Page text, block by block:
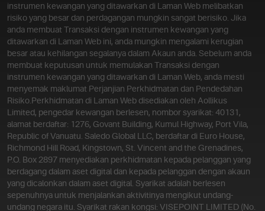
instrumen kewangan yang ditawarkan di Laman Web melibatkan
risiko yang besar dan perdagangan mungkin sangat berisiko. Jika
anda membuat Transaksi dengan instrumen kewangan yang
ditawarkan di Laman Web ini, anda mungkin mengalami kerugian
besar atau kehilangan segalanya dalam Akaun anda. Sebelum anda
membuat keputusan untuk memulakan Transaksi dengan
instrumen kewangan yang ditawarkan di Laman Web, anda mesti
menyemak maklumat Perjanjian Perkhidmatan dan Pendedahan
Risiko. Perkhidmatan di Laman Web disediakan oleh Aollikus
Limited, pengedar kewangan berlesen, nombor syarikat: 40131,
alamat berdaftar: 1276, Govant Building, Kumul Highway, Port Vila,
Republic of Vanuatu. Saledo Global LLC, berdaftar di Euro House,
Richmond Hill Road, Kingstown, St. Vincent and the Grenadines,
P.O. Box 2897 menyediakan perkhidmatan kepada pelanggan yang
berdagang dalam aset digital dan kepada pelanggan dengan akaun
yang dicalonkan dalam aset digital. Syarikat adalah berlesen
sepenuhnya untuk menjalankan aktivitinya mengikut undang-
undang negara itu. Syarikat rakan kongsi: VISEPOINT LIMITED (No.